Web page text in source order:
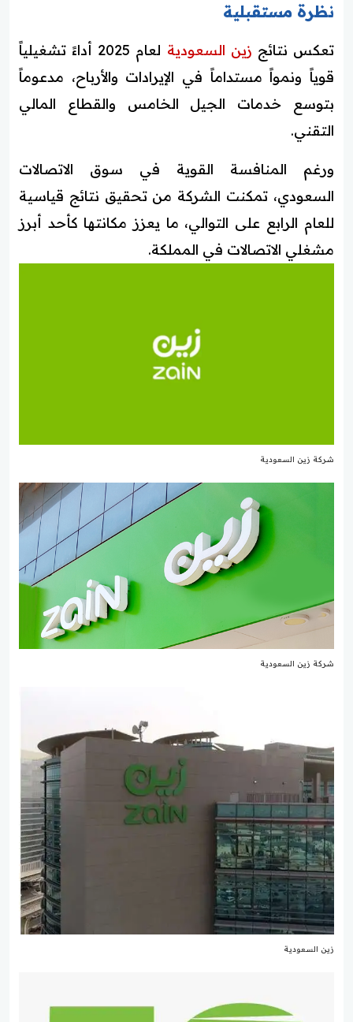
نظرة مستقبلية
تعكس نتائج زين السعودية
لعام 2025 أداءً تشغيلياً
قوياً ونمواً مستداماً في الإيرادات والأرباح، مدعوماً
بتوسع خدمات الجيل الخامس والقطاع المالي
التقني.
ورغم المنافسة القوية في سوق الاتصالات
السعودي، تمكنت الشركة من تحقيق نتائج قياسية
للعام الرابع على التوالي، ما يعزز مكانتها كأحد أبرز
مشغلي الاتصالات في المملكة.
شركة زين السعودية
شركة زين السعودية
زين السعودية